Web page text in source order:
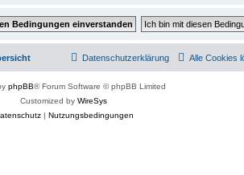
Alle Cookies
Datenschutzerklärung
phpBB® Forum Software © phpBB Limited
Customized by WireSys
| Nutzungsbedingungen